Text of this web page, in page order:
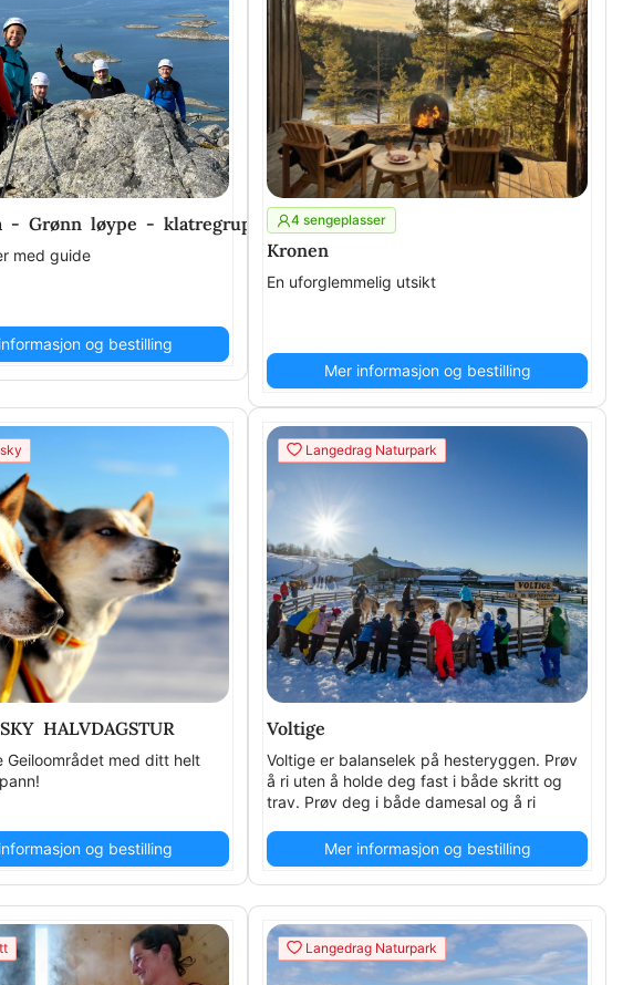
tilgjengelig 18 utleiekajakker)
- Grønn løype - klatregrupper med guide
med guide
og bestilling
4 sengeplasser
Kronen
En uforglemmelig utsikt
Mer informasjon og bestilling
HALVDAGSTUR
Geiloområdet med ditt helt
og bestilling
Langedrag Naturpark
Voltige
Voltige er balanselek på hesteryggen. Prøv
å ri uten å holde deg fast i både skritt og
trav. Prøv deg i både damesal og å ri
Mer informasjon og bestilling
Langedrag Naturpark